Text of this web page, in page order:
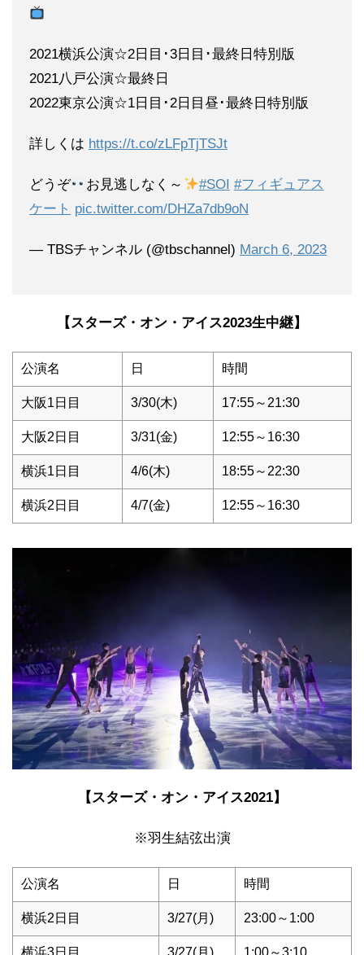
2021横浜公演☆2日目･3日目･最終日特別版
2021八戸公演☆最終日
2022東京公演☆1日目･2日目昼･最終日特別版
詳しくは https://t.co/zLFpTjTSJt
どうぞ お見逃しなく～ #SOI #フィギュアス
ケート pic.twitter.com/DHZa7db9oN
— TBSチャンネル (@tbschannel) March 6, 2023
【スターズ・オン・アイス2023生中継】
公演名 日 時間
大阪1日目 3/30(木) 17:55～21:30
大阪2日目 3/31(金) 12:55～16:30
横浜1日目 4/6(木) 18:55～22:30
横浜2日目 4/7(金) 12:55～16:30
【スターズ・オン・アイス2021】
※羽生結弦出演
公演名 日 時間
横浜2日目 3/27(月) 23:00～1:00
横浜3日目 3/27(月) 1:00～3:10